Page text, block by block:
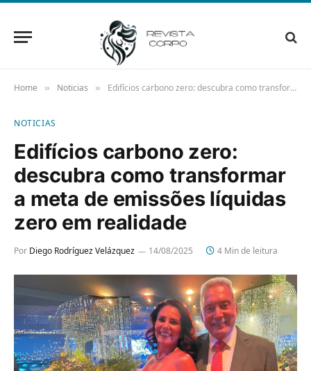
Home » Noticias » Edifícios carbono zero: descubra como transformar a meta de emissões líquidas zero em realidade
NOTICIAS
Edifícios carbono zero:
descubra como transformar
a meta de emissões líquidas
zero em realidade
Por Diego Rodríguez Velázquez 14/08/2025 4 Min de leitura